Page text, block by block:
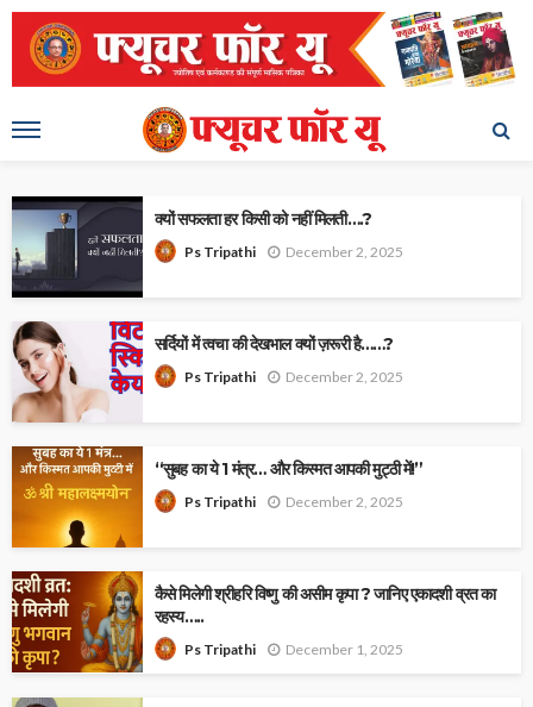
क्यों सफलता हर किसी को नहीं मिलती….?
Ps Tripathi December 2, 2025
सर्दियों में त्वचा की देखभाल क्यों ज़रूरी है……?
Ps Tripathi December 2, 2025
“सुबह का ये 1 मंत्र… और किस्मत आपकी मुट्ठी में!”
Ps Tripathi December 2, 2025
कैसे मिलेगी श्रीहरि विष्णु की असीम कृपा ? जानिए एकादशी व्रत का
रहस्य…..
Ps Tripathi December 1, 2025